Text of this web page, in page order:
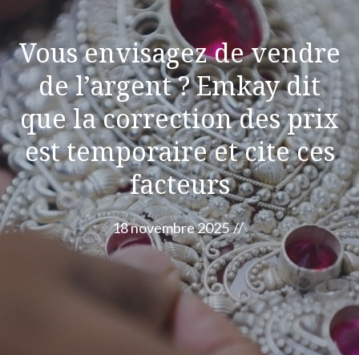
Vous envisagez de vendre
de l’argent ? Emkay dit
que la correction des prix
est temporaire et cite ces
facteurs
18 novembre 2025 //